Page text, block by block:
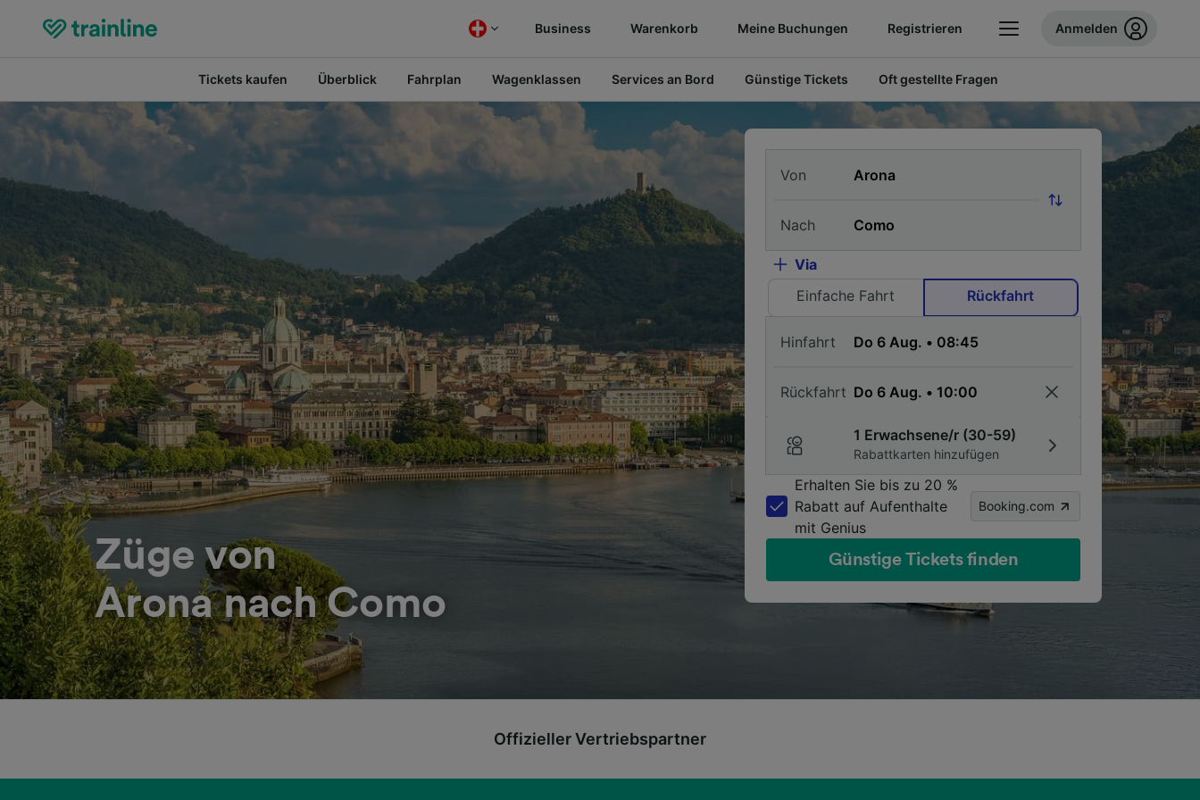
Business Warenkorb Meine Buchungen Registrieren Anmelden
Tickets kaufen Überblick Fahrplan Wagenklassen Services an Bord Günstige Tickets Oft gestellte Fragen
Züge von
Arona nach Como
Von
Nach
Via
Einfache Fahrt
Rückfahrt
Hinfahrt
Rückfahrt
1 Erwachsene/r (30-59)
Rabattkarten hinzufügen
Erhalten Sie bis zu 20 %
Rabatt auf Aufenthalte
mit Genius
Booking.com
Günstige Tickets finden
Offizieller Vertriebspartner